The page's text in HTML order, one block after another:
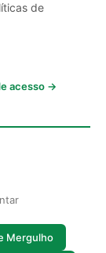
de
acesso →
Mergulho